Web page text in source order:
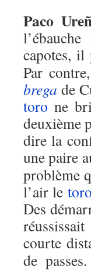
Paco
capotes,
Par
brega de
toro ne
deuxième
dire la
une paire
problème
l’air le toro
Des
courte
de